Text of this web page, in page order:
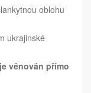
oblohu
ukrajinské
věnován přímo